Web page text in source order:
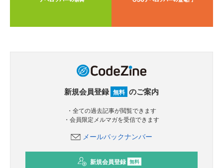
新規会員登録 無料 のご案内
・全ての過去記事が閲覧できます
・会員限定メルマガを受信できます
メールバックナンバー
新規会員登録 無料